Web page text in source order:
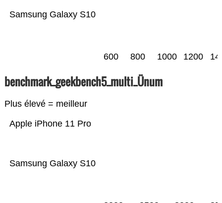
Samsung Galaxy S10
600 800 1000 1200
benchmark_geekbench5_multi_Ünum
Plus élevé = meilleur
Samsung Galaxy S10
Apple iPhone 11 Pro